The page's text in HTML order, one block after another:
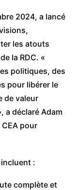
2024, a lancé
les atouts
la RDC. «
politiques, des
pour libérer le
de valeur
a déclaré Adam
pour
:
complète et